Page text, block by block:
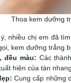
Thoa kem dưỡng
nhiều chị em đã
kem dưỡng trắng
đều màu: Các
hiện của tàn
Cung cấp những